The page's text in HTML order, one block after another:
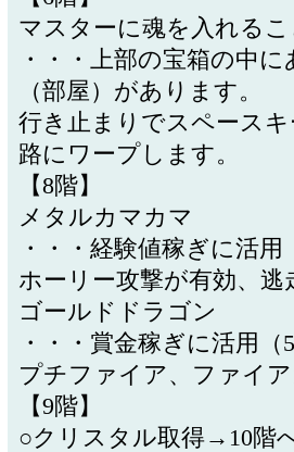
マスターに魂を入れる
・・・上部の宝箱の中
（部屋）があります。
行き止まりでスペース
路にワープします。
【8階】
メタルカマカマ
・・・経験値稼ぎに活
ホーリー攻撃が有効、逃
ゴールドドラゴン
・・・賞金稼ぎに活用
プチファイア、ファイ
【9階】
○クリスタル取得→10階